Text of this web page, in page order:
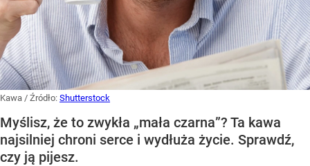
Kawa / Źródło: Shutterstock
Myślisz, że to zwykła „mała czarna”? Ta kawa
najsilniej chroni serce i wydłuża życie. Sprawdź,
czy ją pijesz.